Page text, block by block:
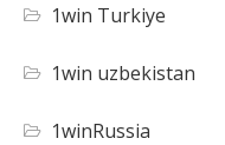
1win Turkiye
1win uzbekistan
1winRussia